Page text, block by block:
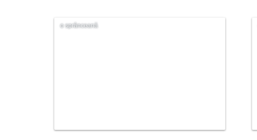
o sprânceană